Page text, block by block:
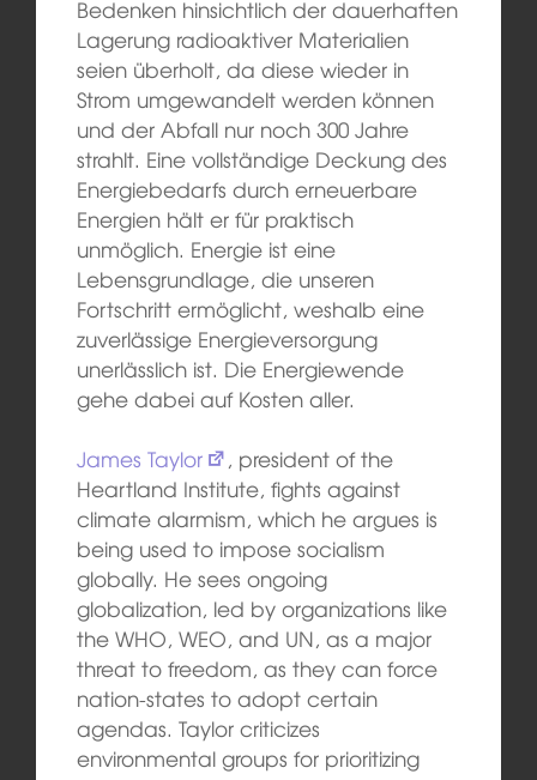
Bedenken hinsichtlich der dauerhaften
Lagerung radioaktiver Materialien
seien überholt, da diese wieder in
Strom umgewandelt werden können
und der Abfall nur noch 300 Jahre
strahlt. Eine vollständige Deckung des
Energiebedarfs durch erneuerbare
Energien hält er für praktisch
unmöglich. Energie ist eine
Lebensgrundlage, die unseren
Fortschritt ermöglicht, weshalb eine
zuverlässige Energieversorgung
unerlässlich ist. Die Energiewende
gehe dabei auf Kosten aller.
James Taylor
, president of the
Heartland Institute, fights against
climate alarmism, which he argues is
being used to impose socialism
globally. He sees ongoing
globalization, led by organizations like
the WHO, WEO, and UN, as a major
threat to freedom, as they can force
nation-states to adopt certain
agendas. Taylor criticizes
environmental groups for prioritizing